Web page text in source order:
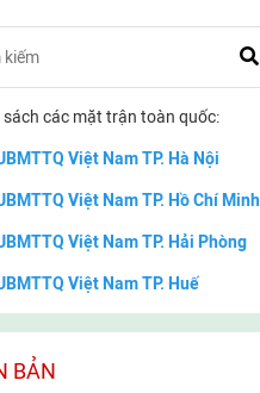
sách các mặt trận toàn quốc:
Việt Nam TP. Hà Nội
Việt Nam TP. Hồ Chí Minh
Việt Nam TP. Hải Phòng
Việt Nam TP. Huế
Việt Nam TP. Cần Thơ
BẢN